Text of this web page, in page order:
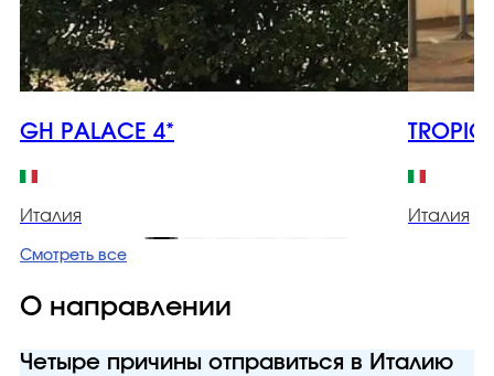
GH PALACE 4*
Италия Италия
Смотреть все
О направлении
Четыре причины отправиться в Италию